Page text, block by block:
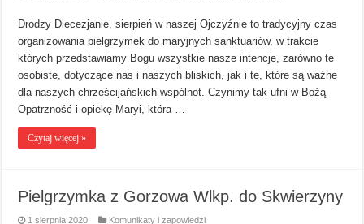
Drodzy Diecezjanie, sierpień w naszej Ojczyźnie to tradycyjny czas
organizowania pielgrzymek do maryjnych sanktuariów, w trakcie
których przedstawiamy Bogu wszystkie nasze intencje, zarówno te
osobiste, dotyczące nas i naszych bliskich, jak i te, które są ważne
dla naszych chrześcijańskich wspólnot. Czynimy tak ufni w Bożą
Opatrzność i opiekę Maryi, która …
Czytaj więcej »
Pielgrzymka z Gorzowa Wlkp. do Skwierzyny
1 sierpnia 2020 Komunikaty i zapowiedzi